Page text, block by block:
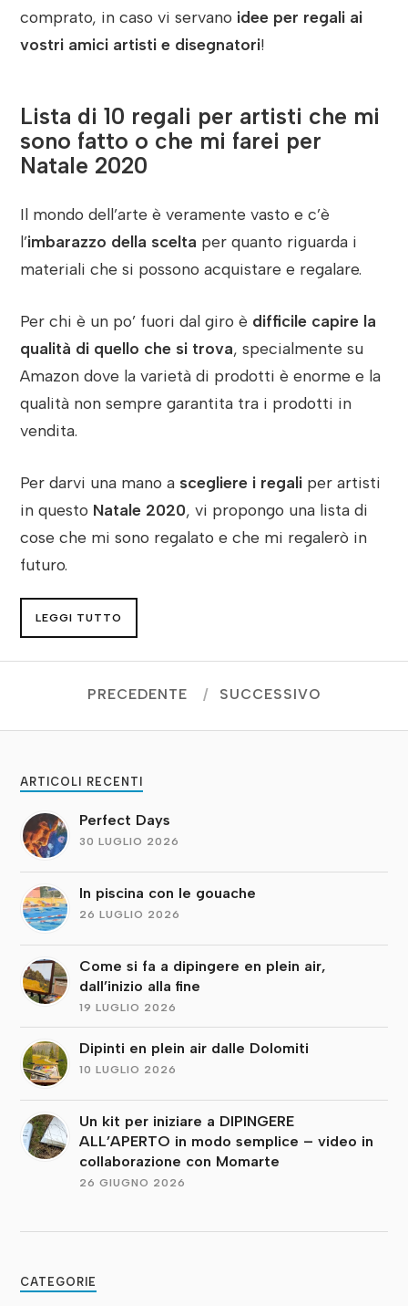
comprato, in caso vi servano idee per regali ai
vostri amici artisti e disegnatori!
Lista di 10 regali per artisti che mi
sono fatto o che mi farei per
Natale 2020
Il mondo dell’arte è veramente vasto e c’è
l’imbarazzo della scelta per quanto riguarda i
materiali che si possono acquistare e regalare.
Per chi è un po’ fuori dal giro è difficile capire la
qualità di quello che si trova, specialmente su
Amazon dove la varietà di prodotti è enorme e la
qualità non sempre garantita tra i prodotti in
vendita.
Per darvi una mano a scegliere i regali per artisti
in questo Natale 2020, vi propongo una lista di
cose che mi sono regalato e che mi regalerò in
futuro.
LEGGI TUTTO
PRECEDENTE SUCCESSIVO
ARTICOLI RECENTI
Perfect Days
30 LUGLIO 2026
In piscina con le gouache
26 LUGLIO 2026
Come si fa a dipingere en plein air,
dall’inizio alla fine
19 LUGLIO 2026
Dipinti en plein air dalle Dolomiti
10 LUGLIO 2026
Un kit per iniziare a DIPINGERE
ALL’APERTO in modo semplice – video in
collaborazione con Momarte
26 GIUGNO 2026
CATEGORIE